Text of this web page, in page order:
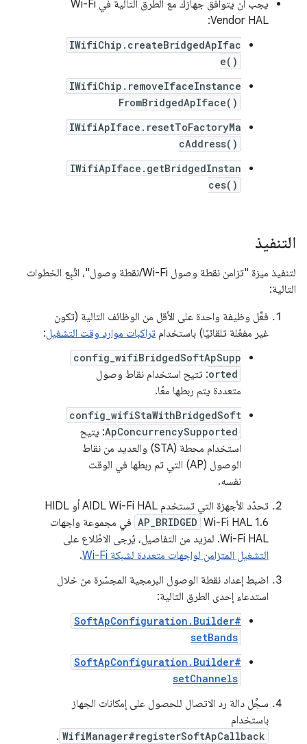
يجب أن يتوافق جهازك مع الطرق التالية في Wi-Fi
Vendor HAL:
IWifiChip.createBridgedApIfac
e()
IWifiChip.removeIfaceInstance
FromBridgedApIface()
IWifiApIface.resetToFactoryMa
cAddress()
IWifiApIface.getBridgedInstan
ces()
التنفيذ
لتنفيذ ميزة "تزامن نقطة وصول Wi-Fi/نقطة وصول"، اتّبِع الخطوات
التالية:
فعِّل وظيفة واحدة على الأقل من الوظائف التالية (تكون
غير مفعّلة تلقائيًا) باستخدام تراكبات موارد وقت التشغيل:
config_wifiBridgedSoftApSupp
orted: تتيح استخدام نقاط وصول
متعددة يتم ربطها معًا.
config_wifiStaWithBridgedSoft
ApConcurrencySupported: يتيح
استخدام محطة (STA) والعديد من نقاط
الوصول (AP) التي تم ربطها في الوقت
نفسه.
تحدّد الأجهزة التي تستخدم AIDL Wi-Fi HAL أو HIDL
Wi-Fi HAL 1.6
AP_BRIDGED في مجموعة واجهات
Wi-Fi HAL. لمزيد من التفاصيل، يُرجى الاطّلاع على
التشغيل المتزامن لواجهات متعددة لشبكة Wi-Fi
.
اضبط إعداد نقطة الوصول البرمجية المجسّرة من خلال
استدعاء إحدى الطرق التالية:
SoftApConfiguration.Builder#
setBands
SoftApConfiguration.Builder#
setChannels
سجِّل دالة رد الاتصال للحصول على إمكانات الجهاز
باستخدام
WifiManager#registerSoftApCallback
.